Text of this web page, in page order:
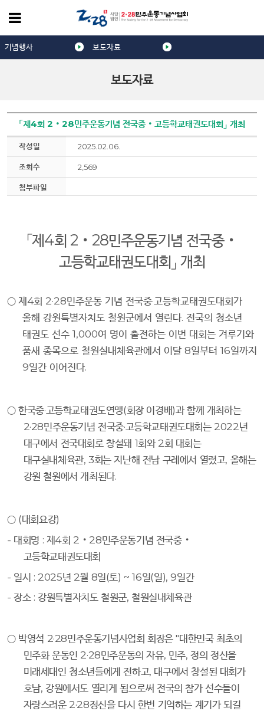
보도자료
기념행사 보도자료
「제4회 2‧28민주운동기념 전국중‧고등학교태권도대회」 개최
작성일 2025.02.06.
조회수 2,569
첨부파일
「제4회 2‧ 28민주운동기념 전국중‧
고등학교태권도대회 」 개최
○제4회 2·28민주운동 기념 전국중·고등학교태권도대회가
올해 강원특별자치도 철원군에서 열린다. 전국의 청소년
태권도 선수 1,000여 명이 출전하는 이번 대회는 겨루기와
품새 종목으로 철원실내체육관에서 이달 8일부터 16일까지
9일간 이어진다.
○한국중·고등학교태권도연맹(회장 이경배)과 함께 개최하는
2·28민주운동기념 전국중·고등학교태권도대회는 2022년
대구에서 전국대회로 창설돼 1회와 2회 대회는
대구실내체육관, 3회는 지난해 전남 구례에서 열렸고, 올해는
강원 철원에서 개최된다.
○ (대회요강)
- 대회명 : 제4회 2 ‧ 28민주운동기념 전국중‧
고등학교태권도대회
- 일시 : 2025년 2월 8일(토) ~ 16일(일), 9일간
-장소 : 강원특별자치도 철원군, 철원실내체육관
○ 박영석 2·28민주운동기념사업회 회장은"대한민국 최초의
민주화 운동인 2·28민주운동의 자유, 민주,정의 정신을
미래세대인 청소년들에게 전하고, 대구에서 창설된 대회가
호남, 강원에서도 열리게 됨으로써 전국의 참가 선수들이
자랑스러운 2·28정신을 다시 한번 기억하는 계기가 되길